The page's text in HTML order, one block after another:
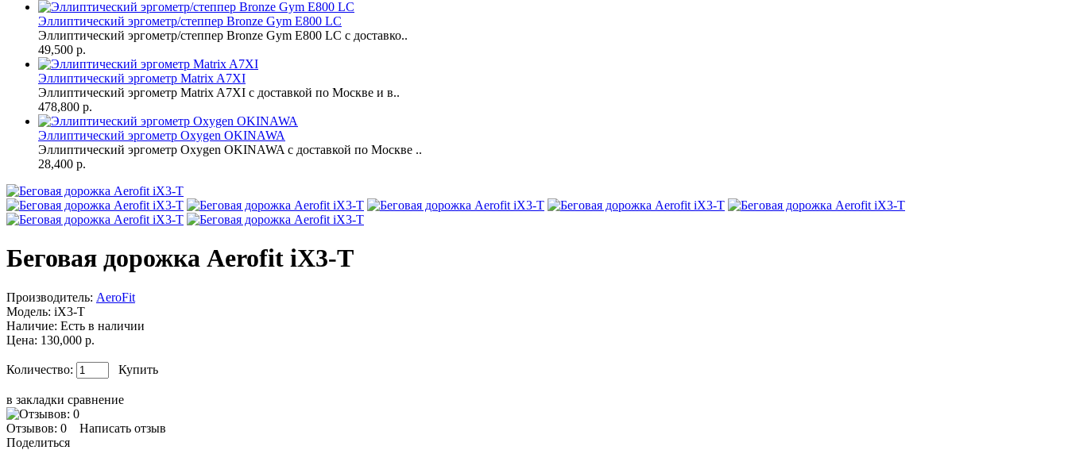
Эллиптический эргометр/степпер Bronze Gym E800 LC
Эллиптический эргометр/степпер Bronze Gym E800 LC с доставко..
49,500 р.
Эллиптический эргометр Matrix A7XI
Эллиптический эргометр Matrix A7XI с доставкой по Москве и в..
478,800 р.
Эллиптический эргометр Oxygen OKINAWA
Эллиптический эргометр Oxygen OKINAWA с доставкой по Москве ..
28,400 р.
Беговая дорожка Aerofit iX3-T
Производитель: AeroFit
Модель: iX3-T
Наличие: Есть в наличии
Цена: 130,000 р.
Количество: Купить
в закладки сравнение
Отзывов: 0
Написать отзыв
Поделиться